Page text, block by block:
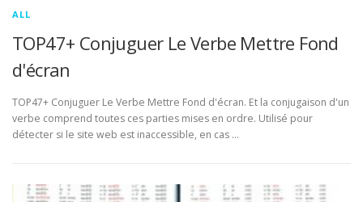
ALL
TOP47+ Conjuguer Le Verbe Mettre Fond
d'écran
TOP47+ Conjuguer Le Verbe Mettre Fond d'écran. Et la conjugaison d'un
verbe comprend toutes ces parties mises en ordre. Utilisé pour
détecter si le site web est inaccessible, en cas …